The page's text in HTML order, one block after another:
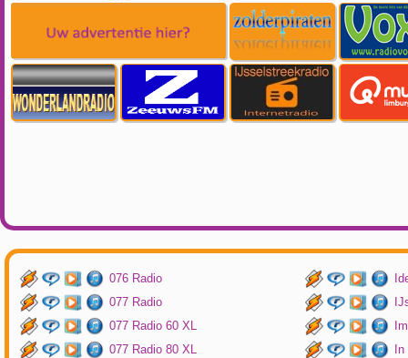
076 Radio
077 Radio
077 Radio 60 XL
077 Radio 80 XL